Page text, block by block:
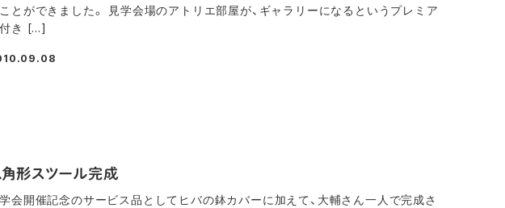
とができました。 見学会場のアトリエ部屋が、ギャラリーになるというプレミア
き […]
日
形スツール完成
会開催記念のサービス品としてヒバの鉢カバーに加えて、大輔さん一人で完成さ